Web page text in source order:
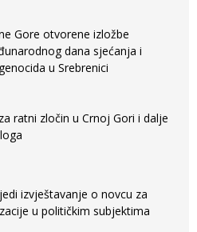
Gore otvorene izložbe
dana sjećanja i
u Srebrenici
ratni zločin u Crnoj Gori i dalje
izvještavanje o novcu za
u političkim subjektima